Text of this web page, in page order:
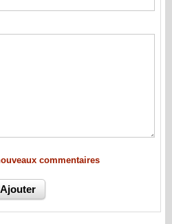
commentaires